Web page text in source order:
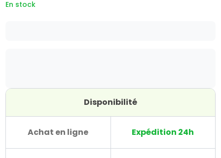
En stock
Disponibilité
Achat en ligne Expédition 24h